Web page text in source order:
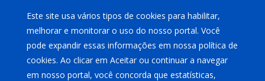
Este site usa vários tipos de cookies para habilitar,
melhorar e monitorar o uso do nosso portal. Você
pode expandir essas informações em nossa política de
cookies. Ao clicar em Aceitar ou continuar a navegar
em nosso portal, você concorda que estatísticas,